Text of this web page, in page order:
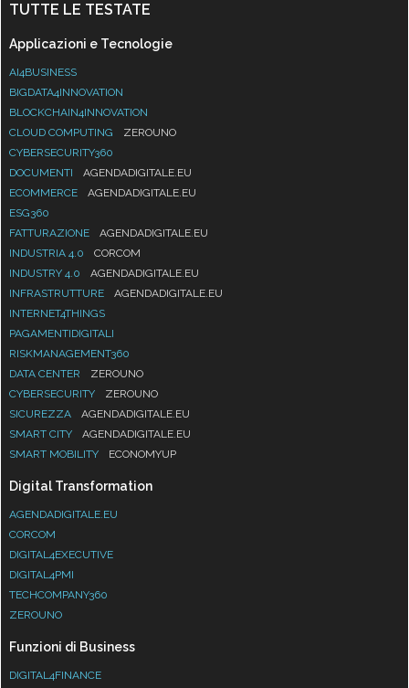
TUTTE LE TESTATE
Applicazioni e Tecnologie
AI4BUSINESS
BIGDATA4INNOVATION
BLOCKCHAIN4INNOVATION
CLOUD COMPUTING
ZEROUNO
CYBERSECURITY360
DOCUMENTI
AGENDADIGITALE.EU
ECOMMERCE
AGENDADIGITALE.EU
ESG360
FATTURAZIONE
AGENDADIGITALE.EU
INDUSTRIA 4.0
CORCOM
INDUSTRY 4.0
AGENDADIGITALE.EU
INFRASTRUTTURE
AGENDADIGITALE.EU
INTERNET4THINGS
PAGAMENTIDIGITALI
RISKMANAGEMENT360
DATA CENTER
ZEROUNO
CYBERSECURITY
ZEROUNO
SICUREZZA
AGENDADIGITALE.EU
SMART CITY
AGENDADIGITALE.EU
SMART MOBILITY
ECONOMYUP
Digital Transformation
AGENDADIGITALE.EU
CORCOM
DIGITAL4EXECUTIVE
DIGITAL4PMI
TECHCOMPANY360
ZEROUNO
Funzioni di Business
DIGITAL4FINANCE